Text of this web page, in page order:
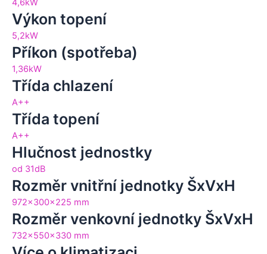
4,6kW
Výkon topení
5,2kW
Příkon (spotřeba)
1,36kW
Třída chlazení
A++
Třída topení
A++
Hlučnost jednostky
od 31dB
Rozměr vnitřní jednotky ŠxVxH
972x300x225 mm
Rozměr venkovní jednotky ŠxVxH
732x550x330 mm